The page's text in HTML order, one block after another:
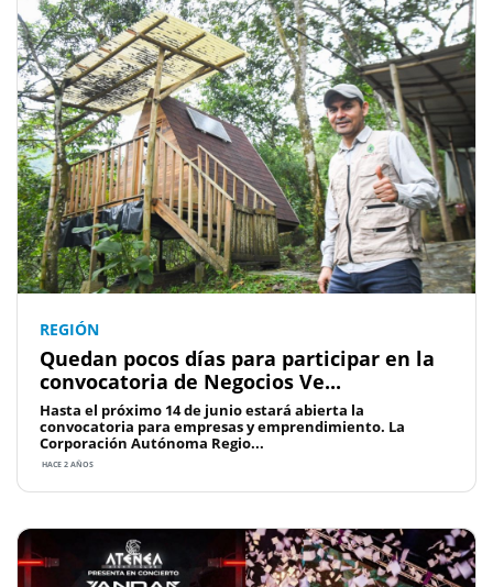
REGIÓN
Quedan pocos días para participar en la
convocatoria de Negocios Ve...
Hasta el próximo 14 de junio estará abierta la
convocatoria para empresas y emprendimiento. La
Corporación Autónoma Regio...
HACE 2 AÑOS